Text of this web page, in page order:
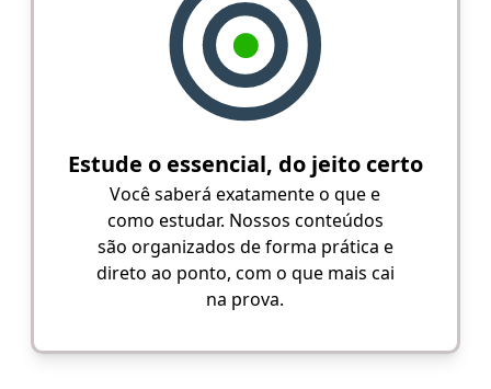
Estude o essencial, do jeito certo
Você saberá exatamente o que e
como estudar. Nossos conteúdos
são organizados de forma prática e
direto ao ponto, com o que mais cai
na prova.